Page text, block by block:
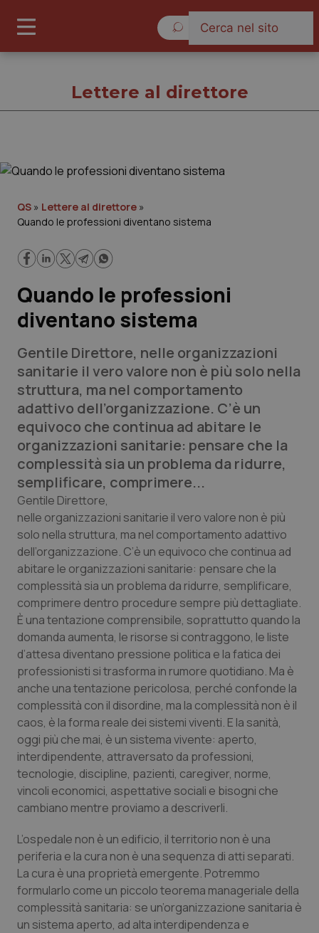
Cronache
Lavoro e Professioni
Scienza e Farmaci
Studi e Analisi
Lettere al direttore
Edizioni Regionali
QS Pro
Professionisti Sanitari.AI
Abruzzo
Basilicata
Calabria
Campania
Emilia-Romagna
Friuli Venezia Giulia
Lazio
Liguria
Lombardia
Marche
QS Pro Gold
Artrite & artrosi
Asma & BPCO
Car-T
Colesterolo & coronaropatie
Dermatite Atopica
Diabete & glucometri
Disturbi dell’umore
Dolore
Donna & Salute
QS Club Newsletter
Lettere al direttore
QS » Lettere al direttore »
Quando le professioni diventano sistema
Quando le professioni
diventano sistema
Gentile Direttore, nelle organizzazioni
sanitarie il vero valore non è più solo nella
struttura, ma nel comportamento
adattivo dell’organizzazione. C’è un
equivoco che continua ad abitare le
organizzazioni sanitarie: pensare che la
complessità sia un problema da ridurre,
semplificare, comprimere...
Gentile Direttore,
nelle organizzazioni sanitarie il vero valore non è più
solo nella struttura, ma nel comportamento adattivo
dell’organizzazione. C’è un equivoco che continua ad
abitare le organizzazioni sanitarie: pensare che la
complessità sia un problema da ridurre, semplificare,
comprimere dentro procedure sempre più dettagliate.
È una tentazione comprensibile, soprattutto quando la
domanda aumenta, le risorse si contraggono, le liste
d’attesa diventano pressione politica e la fatica dei
professionisti si trasforma in rumore quotidiano. Ma è
anche una tentazione pericolosa, perché confonde la
complessità con il disordine, ma la complessità non è il
caos, è la forma reale dei sistemi viventi. E la sanità,
oggi più che mai, è un sistema vivente: aperto,
interdipendente, attraversato da professioni,
tecnologie, discipline, pazienti, caregiver, norme,
vincoli economici, aspettative sociali e bisogni che
cambiano mentre proviamo a descriverli.
L’ospedale non è un edificio, il territorio non è una
periferia e la cura non è una sequenza di atti separati.
La cura è una proprietà emergente. Potremmo
formularlo come un piccolo teorema manageriale della
complessità sanitaria: se un’organizzazione sanitaria è
un sistema aperto, ad alta interdipendenza e